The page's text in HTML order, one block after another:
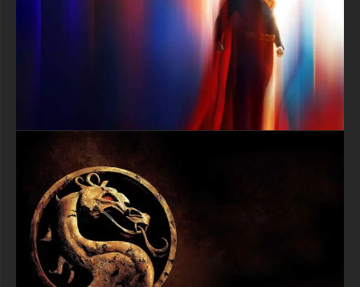
Le meilleur aspect de ce fond d'écran Capitaine Jack Sparrow
Pirates des Caraïbes est qu'il est totalement gratuit à
télécharger et vous n'avez pas besoin de créer de compte ou
de remplir des formulaires ennuyeux ! Cliquez simplement sur
télécharger et vous aurez ce fantastique fond d'écran pirate
prêt à l'emploi immédiatement. La qualité d'image est si
extraordinaire que votre écran ressemblera à une véritable
affiche de cinéma, apportant toute l'excitation et l'aventure des
pirates des Caraïbes directement sur votre appareil. Que vous
soyez un grand fan du jeu d'acteur extraordinaire de Johnny
Depp, que vous aimiez les aventures de pirates, ou que vous
pensiez simplement que le Capitaine Jack Sparrow est le
personnage le plus cool qui soit, ce fond d'écran rendra votre
écran absolument fantastique et montrera à tous que vous
adorez les films d'aventure épiques et les histoires de pirates !
textures-3d-gratuiteshd.com